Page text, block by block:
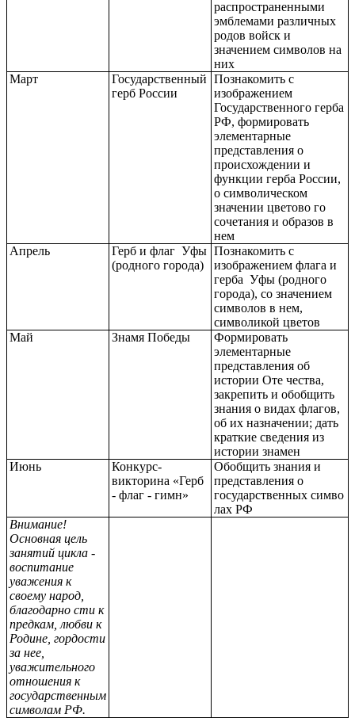
распространенными
эмблемами различных
родов войск и
значением символов на
них
Март
Государственный
герб России
Познакомить с
изображением
Государственного герба
РФ, формировать
элементарные
представления о
происхождении и
функции герба России,
о символическом
значении цветово го
сочетания и образов в
нем
Апрель
Герб и флаг Уфы
(родного города)
Познакомить с
изображением флага и
герба Уфы (родного
города), со значением
символов в нем,
символикой цветов
Май
Знамя Победы
Формировать
элементарные
представления об
истории Оте чества,
закрепить и обобщить
знания о видах флагов,
об их назначении; дать
краткие сведения из
истории знамен
Июнь
Конкурс-
викторина «Герб
- флаг - гимн»
Обобщить знания и
представления о
государственных симво
лах РФ
Внимание!
Основная цель
занятий цикла -
воспитание
уважения к
своему народ,
благодарно сти к
предкам, любви к
Родине, гордости
за нее,
уважительного
отношения к
государственным
символам РФ.